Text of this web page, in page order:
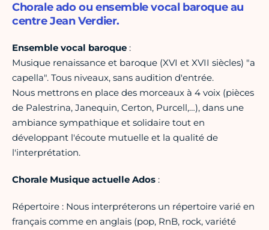
Chorale ado ou ensemble vocal baroque au
centre Jean Verdier.
Ensemble vocal baroque :
Musique renaissance et baroque (XVI et XVII siècles) "a
capella". Tous niveaux, sans audition d'entrée.
Nous mettrons en place des morceaux à 4 voix (pièces
de Palestrina, Janequin, Certon, Purcell,…), dans une
ambiance sympathique et solidaire tout en
développant l'écoute mutuelle et la qualité de
l'interprétation.
Chorale Musique actuelle Ados :
Répertoire : Nous interpréterons un répertoire varié en
français comme en anglais (pop, RnB, rock, variété